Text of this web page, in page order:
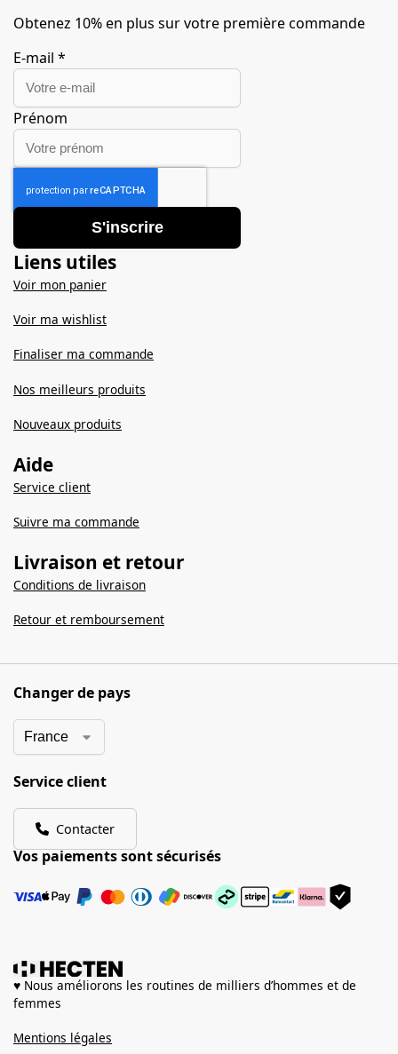
Obtenez 10% en plus sur votre première commande
E-mail *
Prénom
S'inscrire
Liens utiles
Voir mon panier
Voir ma wishlist
Finaliser ma commande
Nos meilleurs produits
Nouveaux produits
Aide
Service client
Suivre ma commande
Livraison et retour
Conditions de livraison
Retour et remboursement
♥ Nous améliorons les routines de milliers d’hommes et de
femmes
Mentions légales
Service client
Contacter
Changer de pays
Vos paiements sont sécurisés